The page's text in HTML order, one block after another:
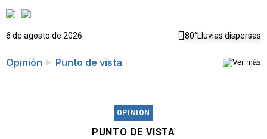
6 de agosto de 2026 80°Lluvias dispersas
Opinión Punto de vista
OPINIÓN
PUNTO DE VISTA